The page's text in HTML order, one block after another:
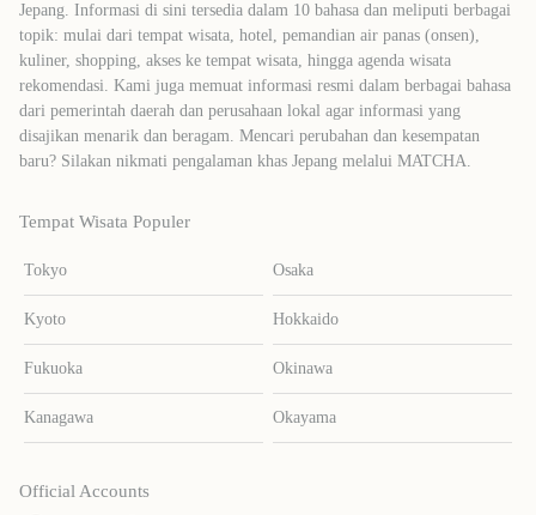
Jepang. Informasi di sini tersedia dalam 10 bahasa dan meliputi berbagai
topik: mulai dari tempat wisata, hotel, pemandian air panas (onsen),
kuliner, shopping, akses ke tempat wisata, hingga agenda wisata
rekomendasi. Kami juga memuat informasi resmi dalam berbagai bahasa
dari pemerintah daerah dan perusahaan lokal agar informasi yang
disajikan menarik dan beragam. Mencari perubahan dan kesempatan
baru? Silakan nikmati pengalaman khas Jepang melalui MATCHA.
Tempat Wisata Populer
Tokyo Osaka
Kyoto Hokkaido
Fukuoka Okinawa
Kanagawa Okayama
Official Accounts